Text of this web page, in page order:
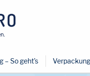
– So geht's